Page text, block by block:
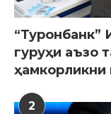
“Туронбанк”
гуруҳи аъзо
ҳамкорликни
2